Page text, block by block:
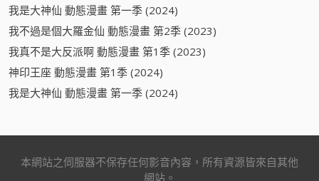
我是大神仙 動態漫畫 第一季 (2024)
我不過是個大羅金仙 動態漫畫 第2季 (2023)
我真不是大反派啊 動態漫畫 第1季 (2023)
神印王座 動態漫畫 第1季 (2024)
我是大神仙 動態漫畫 第一季 (2024)
本網站之伺服器不保存任何影音內容，所有資源皆來自其他
網站。